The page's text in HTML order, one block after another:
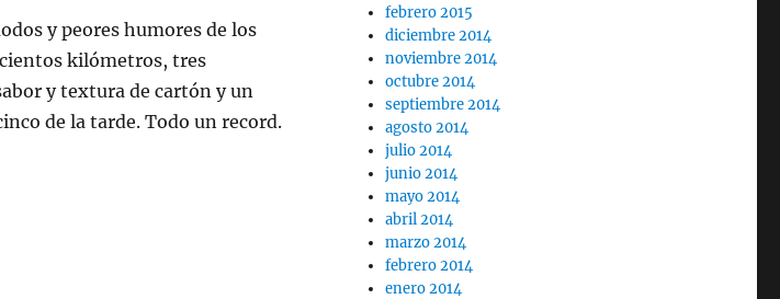
y peores humores de los
kilómetros, tres
y textura de cartón y un
de la tarde. Todo un record.
febrero 2015
diciembre 2014
noviembre 2014
octubre 2014
septiembre 2014
agosto 2014
julio 2014
junio 2014
mayo 2014
abril 2014
marzo 2014
febrero 2014
enero 2014